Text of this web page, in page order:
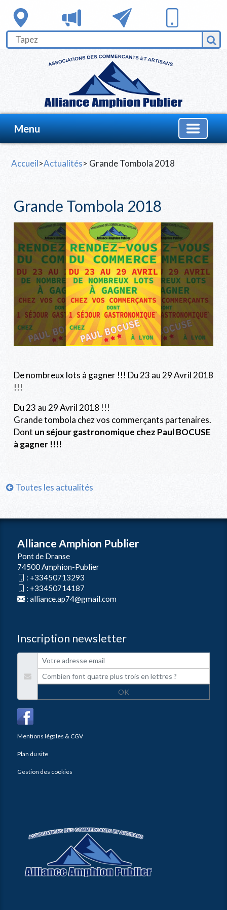
Menu
Accueil>Actualités> Grande Tombola 2018
Grande Tombola 2018
De nombreux lots à gagner !!! Du 23 au 29 Avril 2018
!!!
Du 23 au 29 Avril 2018 !!!
Grande tombola chez vos commerçants partenaires.
Dont un séjour gastronomique chez Paul BOCUSE
à gagner !!!!
Toutes les actualités
Alliance Amphion Publier
Pont de Dranse
74500 Amphion-Publier
: +33450713293
: +33450714187
: alliance.ap74@gmail.com
Inscription newsletter
OK
Mentions légales & CGV
Plan du site
Gestion des cookies